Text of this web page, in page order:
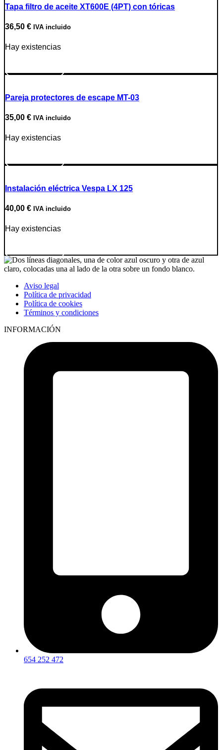
Tapa filtro de aceite XT600E (4PT) con tóricas
36,50 € IVA incluido
Hay existencias
Pareja protectores de escape MT-03
35,00 € IVA incluido
Hay existencias
Instalación eléctrica Vespa LX 125
40,00 € IVA incluido
Hay existencias
Aviso legal
Política de privacidad
Política de cookies
Términos y condiciones
INFORMACIÓN
654 252 472